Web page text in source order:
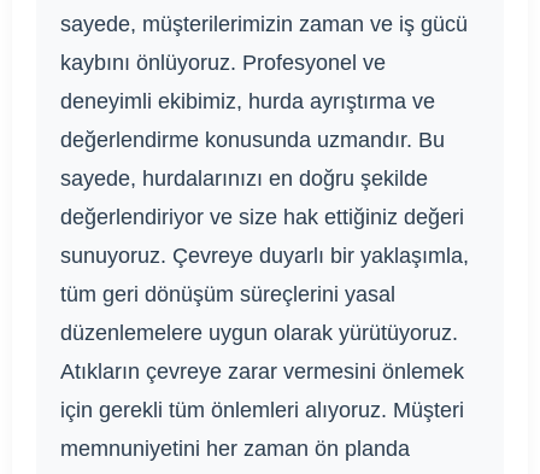
sayede, müşterilerimizin zaman ve iş gücü
kaybını önlüyoruz. Profesyonel ve
deneyimli ekibimiz, hurda ayrıştırma ve
değerlendirme konusunda uzmandır. Bu
sayede, hurdalarınızı en doğru şekilde
değerlendiriyor ve size hak ettiğiniz değeri
sunuyoruz. Çevreye duyarlı bir yaklaşımla,
tüm geri dönüşüm süreçlerini yasal
düzenlemelere uygun olarak yürütüyoruz.
Atıkların çevreye zarar vermesini önlemek
için gerekli tüm önlemleri alıyoruz. Müşteri
memnuniyetini her zaman ön planda